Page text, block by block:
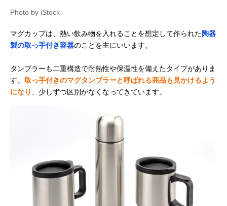
Photo by iStock
マグカップは、熱い飲み物を入れることを想定して作られた陶器
製の取っ手付き容器のことを主にいいます。
タンブラーも二重構造で耐熱性や保温性を備えたタイプがありま
す。 取っ手付きのマグタンブラーと呼ばれる商品も見かけるよう
になり
、少しずつ区別がなくなってきています。